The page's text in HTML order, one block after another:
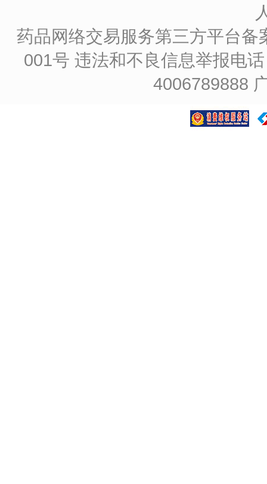
药品网络交易服务第三方平台
001号 违法和不良信息举报电
4006789888